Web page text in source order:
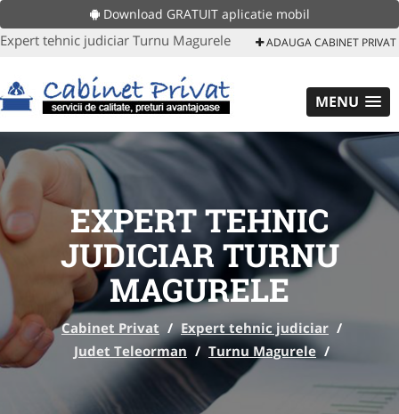
Download GRATUIT aplicatie mobil
Expert tehnic judiciar Turnu Magurele ADAUGA CABINET PRIVAT
MENU
EXPERT TEHNIC
JUDICIAR TURNU
MAGURELE
Cabinet Privat / Expert tehnic judiciar /
Judet Teleorman / Turnu Magurele /